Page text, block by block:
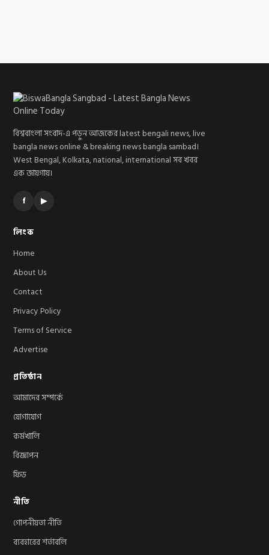
বিশ্ববাংলা সংবাদ-এ পড়ুন আজকের latest bengali news, live
bangla news online & breaking news bangla sambad।
West Bengal, Kolkata, national, international সব খবর
এক জায়গায়।
f ▶
লিংক
Home
About Us
Contact
Privacy Policy
Terms of Service
Advertise
প্রতিষ্ঠান
আমাদের সম্পর্কে
যোগাযোগ
কর্মখালি
বিজ্ঞাপন
ফিড
নীতি
গোপনীয়তা নীতি
ব্যবহারের শর্তাবলি